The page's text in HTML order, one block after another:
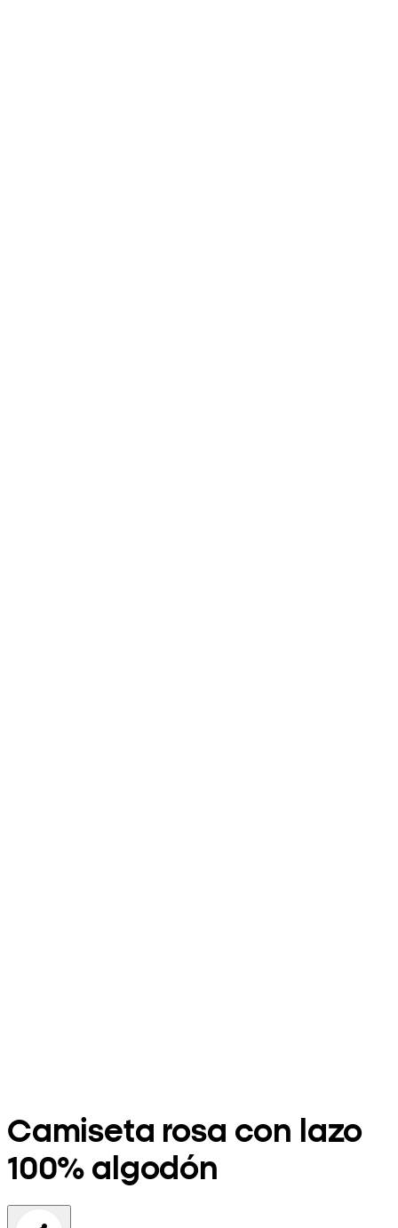
Camiseta rosa con lazo
100% algodón